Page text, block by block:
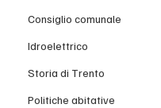
Consiglio comunale
Idroelettrico
Storia di Trento
Politiche abitative